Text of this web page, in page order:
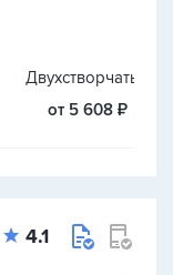
Двухстворчатые
от 5 608 ₽
4.1